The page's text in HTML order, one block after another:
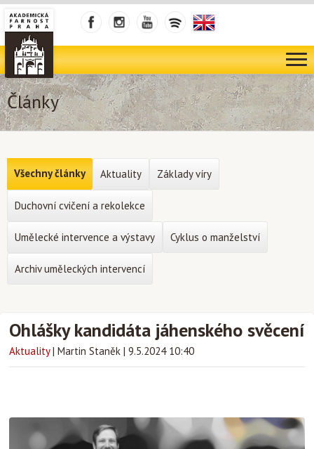
Články
Ohlášky kandidáta jáhenského svěcení
Aktuality | Martin Staněk | 9.5.2024 10:40
Všechny články Aktuality Základy víry
Duchovní cvičení a rekolekce
Umělecké intervence a výstavy Cyklus o manželství
Archiv uměleckých intervencí